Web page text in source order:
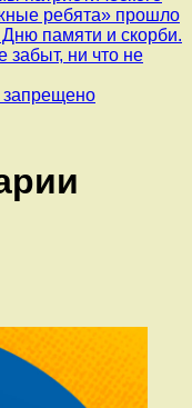
ребята» прошло
памяти и скорби.
забыт, ни что не
запрещено